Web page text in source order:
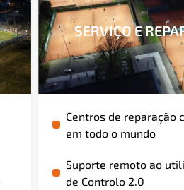
SERVIÇO E
Centros de reparação
em todo o mundo
Suporte remoto ao
de Controlo 2.0